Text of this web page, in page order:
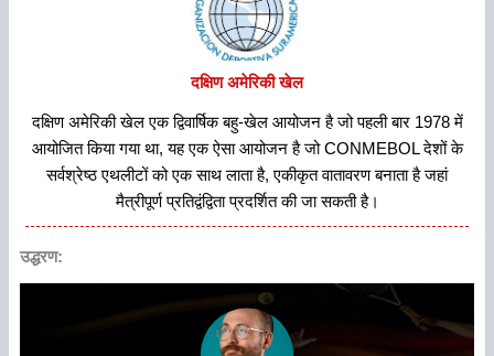
दक्षिण अमेरिकी खेल
दक्षिण अमेरिकी खेल एक द्विवार्षिक बहु-खेल आयोजन है जो पहली बार 1978 में
आयोजित किया गया था, यह एक ऐसा आयोजन है जो CONMEBOL देशों के
सर्वश्रेष्ठ एथलीटों को एक साथ लाता है, एकीकृत वातावरण बनाता है जहां
मैत्रीपूर्ण प्रतिद्वंद्विता प्रदर्शित की जा सकती है।
उद्धरण: